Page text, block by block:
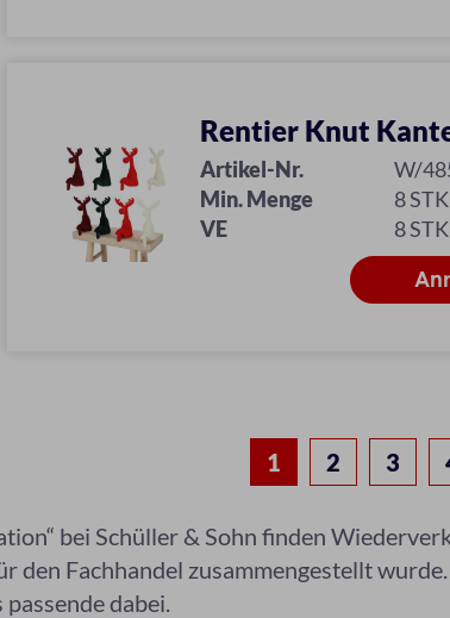
Rentier Knut
Artikel-Nr.
W/
Min. Menge
8 STK
VE
8 STK
1 2 3
bei Schüller & Sohn finden
Fachhandel zusammengestellt
dabei.